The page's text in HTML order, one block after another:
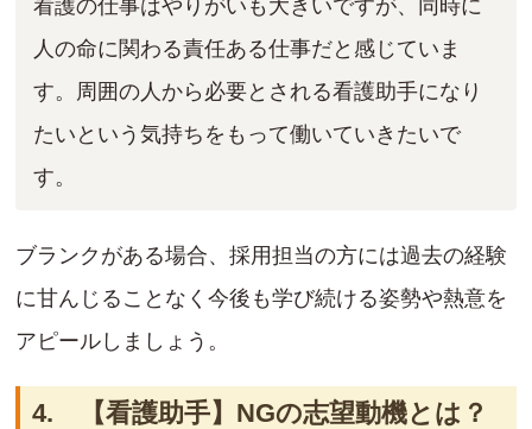
看護の仕事はやりがいも大きいですが、同時に
人の命に関わる責任ある仕事だと感じていま
す。周囲の人から必要とされる看護助手になり
たいという気持ちをもって働いていきたいで
す。
ブランクがある場合、採用担当の方には過去の経験
に甘んじることなく今後も学び続ける姿勢や熱意を
アピールしましょう。
4. 【看護助手】NGの志望動機とは？